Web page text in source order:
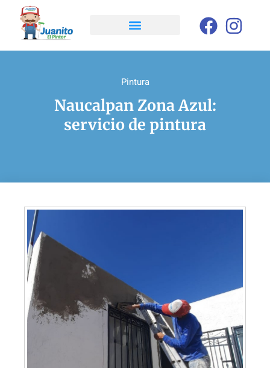
Pintura
Naucalpan Zona Azul:
servicio de pintura